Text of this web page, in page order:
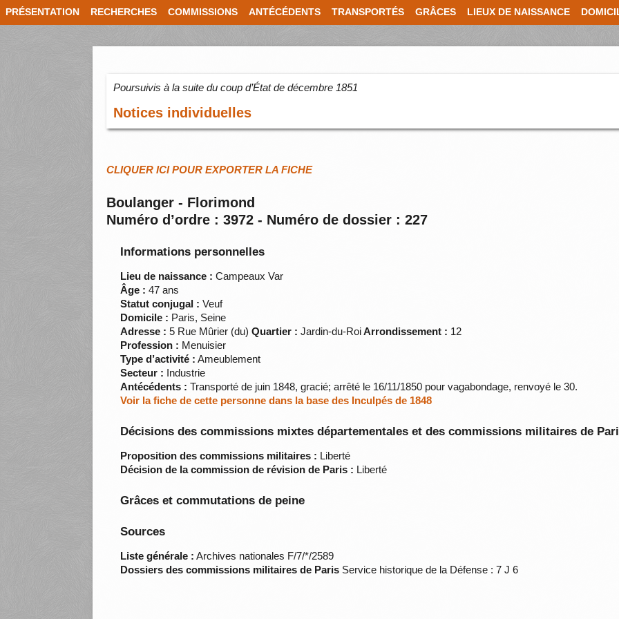
PRÉSENTATION RECHERCHES COMMISSIONS ANTÉCÉDENTS TRANSPORTÉS GRÂCES LIEUX DE NAISSANCE
Poursuivis à la suite du coup d’État de décembre 1851
Notices individuelles
CLIQUER ICI POUR EXPORTER LA FICHE
Boulanger - Florimond
Numéro d’ordre : 3972 - Numéro de dossier : 227
Informations personnelles
Lieu de naissance : Campeaux Var
Âge : 47 ans
Statut conjugal : Veuf
Domicile : Paris, Seine
Adresse : 5 Rue Mûrier (du)Quartier : Jardin-du-RoiArrondissement : 12
Profession : Menuisier
Type d’activité : Ameublement
Secteur : Industrie
Antécédents : Transporté de juin 1848, gracié; arrêté le 16/11/1850 pour vagabondage, renvoyé le 30.
Voir la fiche de cette personne dans la base des Inculpés de 1848
Décisions des commissions mixtes départementales et des commissions militaires de
Proposition des commissions militaires : Liberté
Décision de la commission de révision de Paris : Liberté
Grâces et commutations de peine
Sources
Liste générale : Archives nationales F/7/*/2589
Dossiers des commissions militaires de Paris Service historique de la Défense : 7 J 6